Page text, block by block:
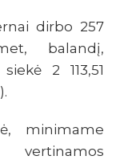
dirbo 257
balandį,
2 113,51
minimame